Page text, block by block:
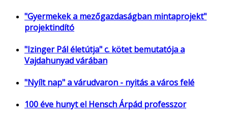
"Gyermekek a mezőgazdaságban mintaprojekt"
projektindító
"Izinger Pál életútja" c. kötet bemutatója a
Vajdahunyad várában
"Nyílt nap" a várudvaron - nyitás a város felé
100 éve hunyt el Hensch Árpád professzor